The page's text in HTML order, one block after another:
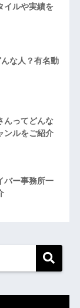
イルや実績を
な⼈？有名動
んってどんな
ンルをご紹介
バー事務所一